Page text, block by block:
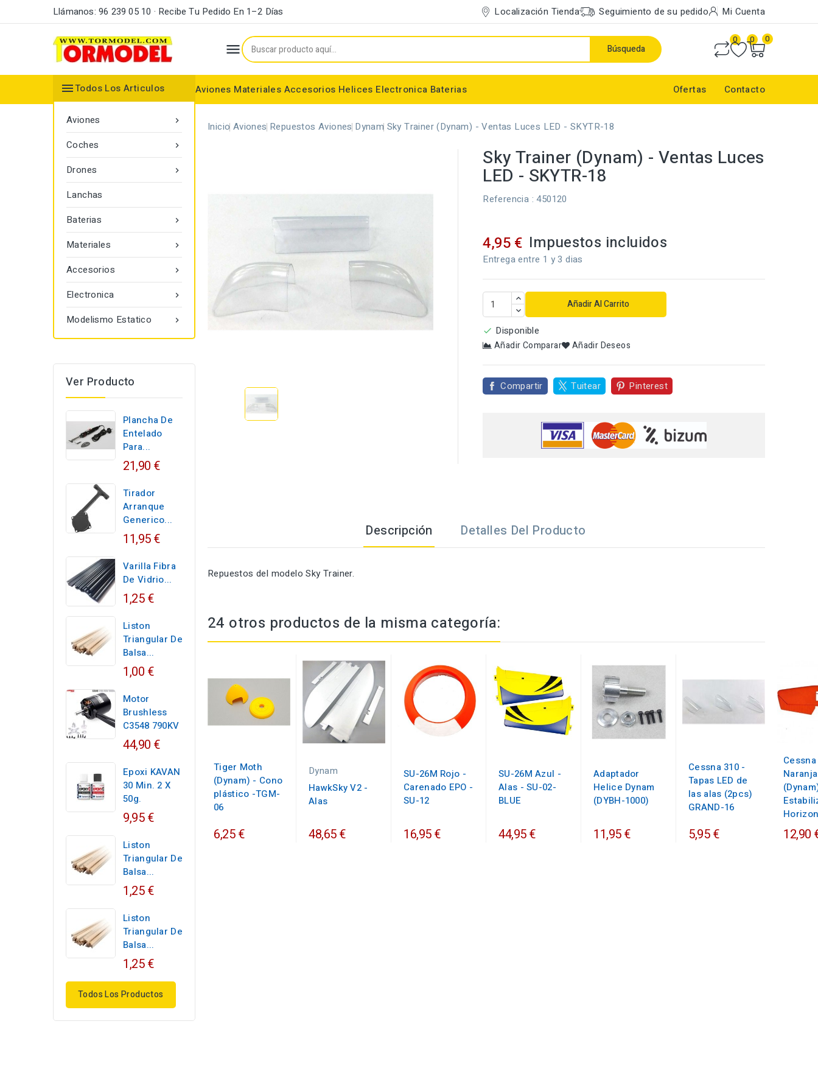
Llámanos: 96 239 05 10 · Recibe Tu Pedido En 1–2 Días Localización Tienda Seguimiento de su pedido Mi Cuenta
 Búsqueda
0 0 0
Aviones Materiales Accesorios Helices Electronica Baterias Ofertas Contacto
Todos Los Articulos

Aviones

Coches

Drones
Lanchas

Baterias

Materiales

Accesorios

Electronica

Modelismo Estatico
Ver Producto
Plancha De
Entelado
Para...
21,90 €
Tirador
Arranque
Generico...
11,95 €
Varilla Fibra
De Vidrio...
1,25 €
Liston
Triangular De
Balsa...
1,00 €
Motor
Brushless
C3548 790KV
44,90 €
Epoxi KAVAN
30 Min. 2 X
50g.
9,95 €
Liston
Triangular De
Balsa...
1,25 €
Liston
Triangular De
Balsa...
1,25 €
Todos Los Productos
Inicio Aviones Repuestos Aviones Dynam Sky Trainer (Dynam) - Ventas Luces LED - SKYTR-18
Sky Trainer (Dynam) - Ventas Luces
LED - SKYTR-18
Referencia : 450120
4,95 € Impuestos incluidos
Entrega entre 1 y 3 dias
Añadir Al Carrito
 Disponible
Añadir Comparar Añadir Deseos
Compartir Tuitear Pinterest
Descripción Detalles Del Producto
Repuestos del modelo Sky Trainer.
24 otros productos de la misma categoría:
Tiger Moth
(Dynam) - Cono
plástico -TGM-
06
6,25 €
Dynam
HawkSky V2 -
Alas
48,65 €
SU-26M Rojo -
Carenado EPO -
SU-12
16,95 €
SU-26M Azul -
Alas - SU-02-
BLUE
44,95 €
Adaptador
Helice Dynam
(DYBH-1000)
11,95 €
Cessna 310 -
Tapas LED de
las alas (2pcs)
GRAND-16
5,95 €
Naranja
12,90